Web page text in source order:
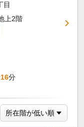
目
上2階
16分